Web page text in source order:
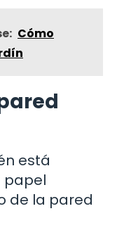
Cómo
está
papel
de la pared